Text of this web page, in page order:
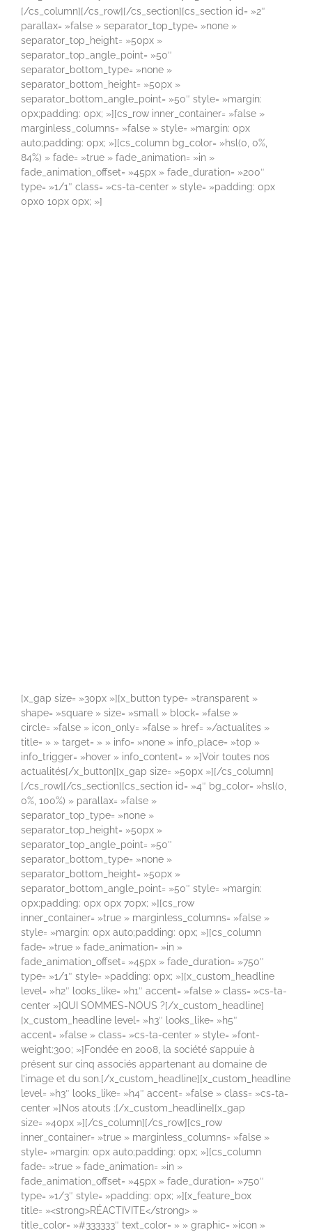
[/cs_column][/cs_row][/cs_section][cs_section id= »2″
parallax= »false » separator_top_type= »none »
separator_top_height= »50px »
separator_top_angle_point= »50″
separator_bottom_type= »none »
separator_bottom_height= »50px »
separator_bottom_angle_point= »50″ style= »margin:
0px;padding: 0px; »][cs_row inner_container= »false »
marginless_columns= »false » style= »margin: 0px
auto;padding: 0px; »][cs_column bg_color= »hsl(0, 0%,
84%) » fade= »true » fade_animation= »in »
fade_animation_offset= »45px » fade_duration= »200″
type= »1/1″ class= »cs-ta-center » style= »padding: 0px
0px0 10px 0px; »]
[x_gap size= »30px »][x_button type= »transparent »
shape= »square » size= »small » block= »false »
circle= »false » icon_only= »false » href= »/actualites »
title= » » target= » » info= »none » info_place= »top »
info_trigger= »hover » info_content= » »]Voir toutes nos
actualités[/x_button][x_gap size= »50px »][/cs_column]
[/cs_row][/cs_section][cs_section id= »4″ bg_color= »hsl(0,
0%, 100%) » parallax= »false »
separator_top_type= »none »
separator_top_height= »50px »
separator_top_angle_point= »50″
separator_bottom_type= »none »
separator_bottom_height= »50px »
separator_bottom_angle_point= »50″ style= »margin:
0px;padding: 0px 0px 70px; »][cs_row
inner_container= »true » marginless_columns= »false »
style= »margin: 0px auto;padding: 0px; »][cs_column
fade= »true » fade_animation= »in »
fade_animation_offset= »45px » fade_duration= »750″
type= »1/1″ style= »padding: 0px; »][x_custom_headline
level= »h2″ looks_like= »h1″ accent= »false » class= »cs-ta-
center »]QUI SOMMES-NOUS ?[/x_custom_headline]
[x_custom_headline level= »h3″ looks_like= »h5″
accent= »false » class= »cs-ta-center » style= »font-
weight:300; »]Fondée en 2008, la société s’appuie à
présent sur cinq associés appartenant au domaine de
l’image et du son.[/x_custom_headline][x_custom_headline
level= »h3″ looks_like= »h4″ accent= »false » class= »cs-ta-
center »]Nos atouts :[/x_custom_headline][x_gap
size= »40px »][/cs_column][/cs_row][cs_row
inner_container= »true » marginless_columns= »false »
style= »margin: 0px auto;padding: 0px; »][cs_column
fade= »true » fade_animation= »in »
fade_animation_offset= »45px » fade_duration= »750″
type= »1/3″ style= »padding: 0px; »][x_feature_box
title= »<strong>RÉACTIVITE</strong> »
title_color= »#333333″ text_color= » » graphic= »icon »